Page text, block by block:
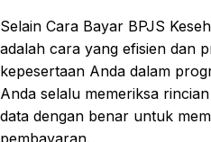
Selain Cara Bayar BPJS
adalah cara yang efisien dan
kepesertaan Anda dalam
Anda selalu memeriksa
data dengan benar untuk
pembayaran.